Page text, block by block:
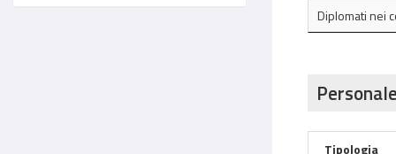
Diplomati nei
Tipologia